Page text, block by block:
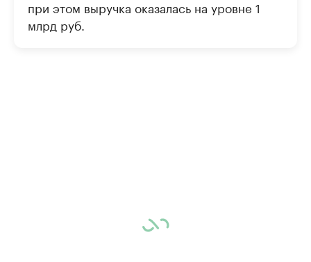
при этом выручка оказалась на уровне 1
млрд руб.